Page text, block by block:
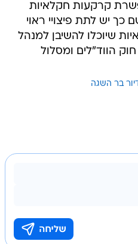
קרקעות חקלאיות
כך יש לתת פיצויי ראוי
שיוכלו להשיבן למנהל
הווד"לים ומסלול
בר השגה